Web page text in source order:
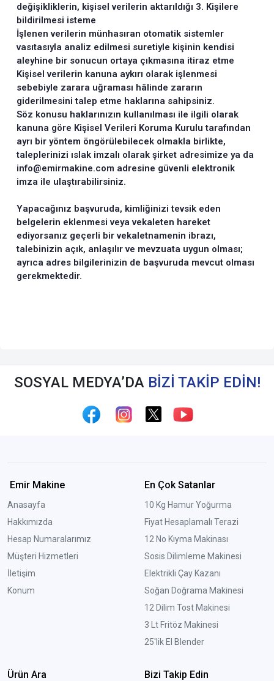
değişikliklerin, kişisel verilerin aktarıldığı 3. Kişilere
bildirilmesi isteme
İşlenen verilerin münhasıran otomatik sistemler
vasıtasıyla analiz edilmesi suretiyle kişinin kendisi
aleyhine bir sonucun ortaya çıkmasına itiraz etme
Kişisel verilerin kanuna aykırı olarak işlenmesi
sebebiyle zarara uğraması hâlinde zararın
giderilmesini talep etme haklarına sahipsiniz.
Söz konusu haklarınızın kullanılması ile ilgili olarak
kanuna göre Kişisel Verileri Koruma Kurulu tarafından
ayrı bir yöntem öngörülebilecek olmakla birlikte,
taleplerinizi ıslak imzalı olarak şirket adresimize ya da
info@emirmakine.com adresine güvenli elektronik
imza ile ulaştırabilirsiniz.
Yapacağınız başvuruda, kimliğinizi tevsik eden
belgelerin eklenmesi veya vekaleten hareket
ediyorsanız geçerli bir vekaletnamenin ibrazı,
talebinizin açık, anlaşılır ve mevzuata uygun olması;
ayrıca adres bilgilerinizin de başvuruda mevcut olması
gerekmektedir.
SOSYAL MEDYA’DA BİZİ TAKİP EDİN!
Emir Makine
Anasayfa
Hakkımızda
Hesap Numaralarımız
Müşteri Hizmetleri
İletişim
Konum
En Çok Satanlar
10 Kg Hamur Yoğurma
Fiyat Hesaplamalı Terazi
12 No Kıyma Makinası
Sosis Dilimleme Makinesi
Elektrikli Çay Kazanı
Soğan Doğrama Makinesi
12 Dilim Tost Makinesi
3 Lt Fritöz Makinesi
25'lik El Blender
Ürün Ara
Bizi Takip Edin